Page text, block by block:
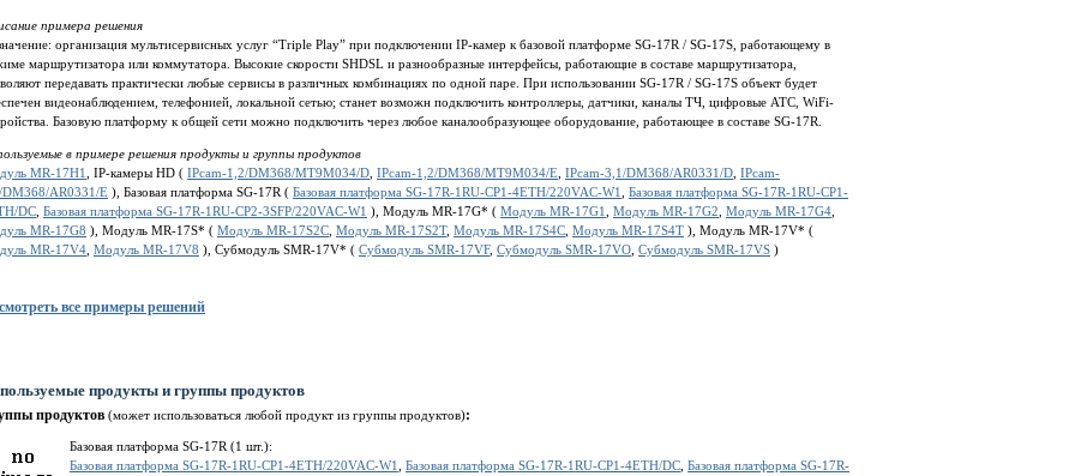
примера решения
организация мультисервисных услуг “Triple Play” при подключении IP-камер к базовой платформе SG-17R / SG-17S, работающему в
маршрутизатора или коммутатора. Высокие скорости SHDSL и разнообразные интерфейсы, работающие в составе маршрутизатора,
передавать практически любые сервисы в различных комбинациях по одной паре. При использовании SG-17R / SG-17S объект будет
видеонаблюдением, телефонией, локальной сетью; станет возможн подключить контроллеры, датчики, каналы ТЧ, цифровые АТС, WiFi-
Базовую платформу к общей сети можно подключить через любое каналообразующее оборудование, работающее в составе SG-17R.
в примере решения продукты и группы продуктов
MR-17H1
, IP-камеры HD ( IPcam-1,2/DM368/MT9M034/D IPcam-1,2/DM368/MT9M034/E IPcam-3,1/DM368/AR0331/D IPcam-
DM368/AR0331/E ), Базовая платформа SG-17R ( Базовая платформа SG-17R-1RU-CP1-4ETH/220VAC-W1
Базовая платформа SG-17R-1RU-CP1-
DC Базовая платформа SG-17R-1RU-CP2-3SFP/220VAC-W1 ), Модуль MR-17G* ( Модуль MR-17G1 Модуль MR-17G2 Модуль MR-17G4
MR-17G8 ), Модуль MR-17S* ( Модуль MR-17S2C Модуль MR-17S2T, Модуль MR-17S4C Модуль MR-17S4T ), Модуль MR-17V* (
MR-17V4 Модуль MR-17V8 ), Субмодуль SMR-17V* ( Субмодуль SMR-17VF, Субмодуль SMR-17VO Субмодуль SMR-17VS )
все примеры решений
продукты и группы продуктов
продуктов (может использоваться любой продукт из группы продуктов):
Базовая платформа SG-17R (1 шт.):
Базовая платформа SG-17R-1RU-CP1-4ETH/220VAC-W1
Базовая платформа SG-17R-1RU-CP1-4ETH/DC Базовая платформа SG-17R-